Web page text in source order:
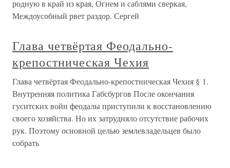
родную в край из края, Огнем и саблями сверкая,
Междоусобный рвет раздор. Сергей
Глава четвёртая Феодально-
крепостническая Чехия
Глава четвёртая Феодально-крепостническая Чехия § 1.
Внутренняя политика Габсбургов После окончания
гуситских войн феодалы приступили к восстановлению
своего хозяйства. Но их затрудняло отсутствие рабочих
рук. Поэтому основной целью землевладельцев было
собрать